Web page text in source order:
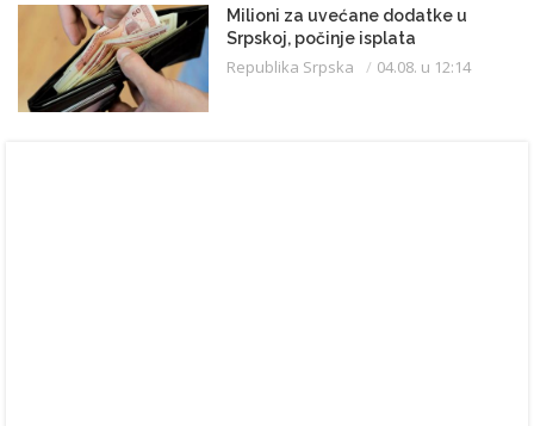
Milioni za uvećane dodatke u
Srpskoj, počinje isplata
Republika Srpska 04.08. u 12:14